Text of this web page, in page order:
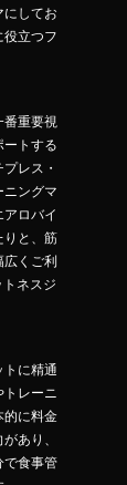
にしてお
役立つフ
番重要視
ートする
レス・
ニングマ
ロバイ
りと、筋
くご利
ネスジ
トに精通
トレーニ
的に料金
あり、
で食事管